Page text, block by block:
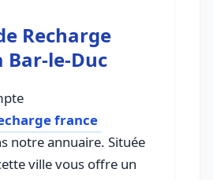
Recharge
Bar-le-Duc
france
notre annuaire. Située
ville vous offre un